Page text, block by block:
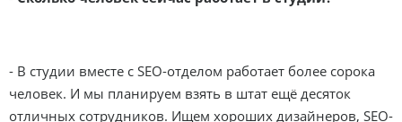
- В студии вместе с SEO-отделом работает более сорока
человек. И мы планируем взять в штат ещё десяток
отличных сотрудников. Ищем хороших дизайнеров, SEO-